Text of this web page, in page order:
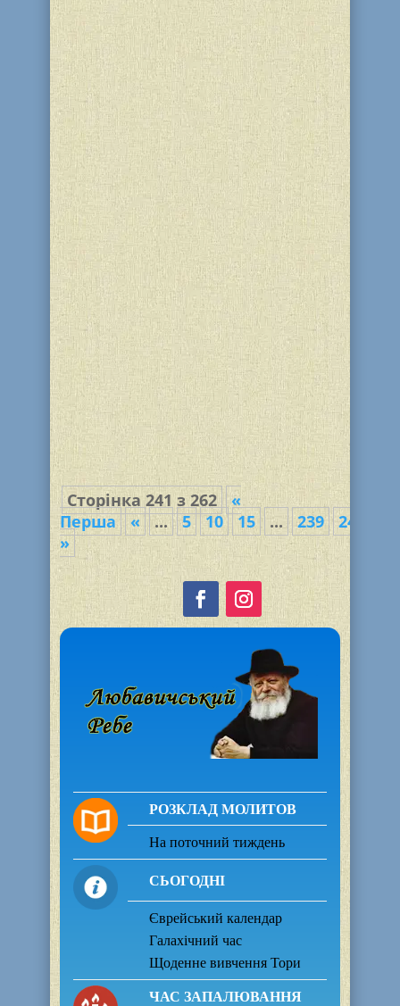
В ярко украшенном банкетном зале
Днепродзержинской синагоги «Бейт-
Реувен» 12 апреля состоялся праздник
в честь бар/бат мицвы Добрыни
Савинского, Даниэля Кельмана, Ализы
Эстер Мильман, Кейлы Скотаренко,
Леи Шепель, Эстер Мухиной. Все дети
учатся в 6-ом классе нашей...
Сторінка 241 з 262
«
Перша
« ... 5 10 15 ... 239 240
»
РОЗКЛАД МОЛИТОВ
На поточний тиждень
СЬОГОДНІ
Єврейський календар
Галахічний час
Щоденне вивчення Тори
ЧАС ЗАПАЛЮВАННЯ